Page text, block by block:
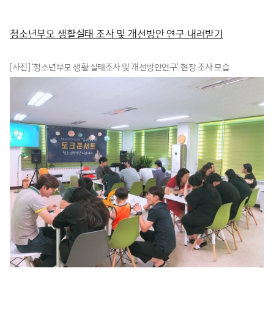
청소년부모 생활실태 조사 및 개선방안 연구 내려받기
[사진] ‘청소년부모 생활 실태조사 및 개선방안연구’ 현장 조사 모습